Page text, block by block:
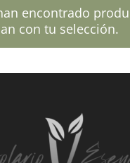
encontrado
con tu selección.